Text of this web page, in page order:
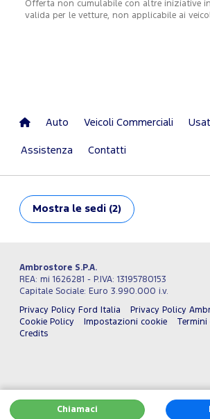
Offerta non cumulabile con altre iniziative
valida per le vetture, non applicabile ai
Chiamaci
Auto Veicoli Commerciali
Assistenza Contatti
Mostra le sedi (2)
Ambrostore S.P.A.
REA: mi 1626281 - P.IVA: 13195780153
Capitale Sociale: Euro 3.990.000 i.v.
Privacy Policy Ford Italia
Privacy Policy
Cookie Policy
Impostazioni cookie
Credits